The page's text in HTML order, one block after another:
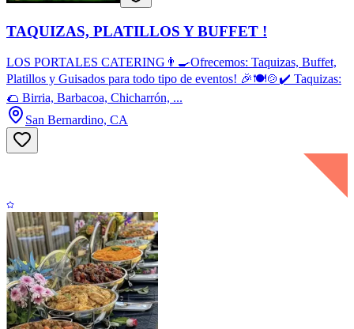
TAQUIZAS, PLATILLOS Y BUFFET !
LOS PORTALES CATERING👨‍🍳Ofrecemos: Taquizas, Buffet,
Platillos y Guisados para todo tipo de eventos! 🎉🍽️🍲✔️ Taquizas:
🌮 Birria, Barbacoa, Chicharrón, ...
San Bernardino, CA